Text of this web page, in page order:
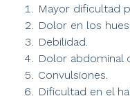
Mayor dificultad
Dolor en los
Debilidad.
Dolor abdominal
Convulsiones.
Dificultad en el